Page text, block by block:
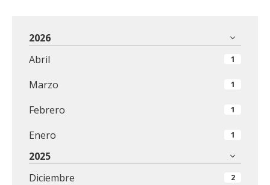
2026
Abril
1
Marzo 1
Febrero 1
Enero 1
2025
Diciembre
2